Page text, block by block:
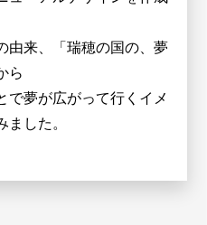
由来、「瑞穂の国の、夢
ら
で夢が広がって行くイメ
した。